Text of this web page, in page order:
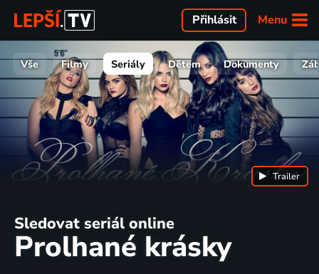
Menu
Přihlásit
Vše Filmy Seriály Dětem Dokumenty
Sledovat seriál online
Prolhané krásky
Trailer